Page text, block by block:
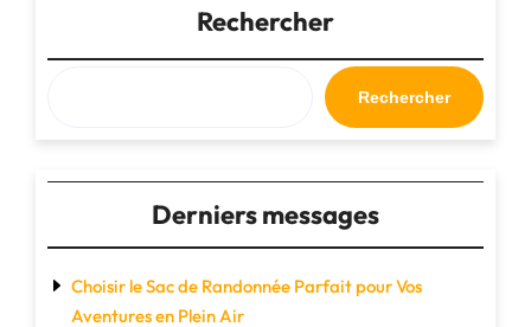
pour
homme
pronateur"
Rechercher
Rechercher
Derniers messages
Choisir le Sac de Randonnée Parfait pour Vos
Aventures en Plein Air